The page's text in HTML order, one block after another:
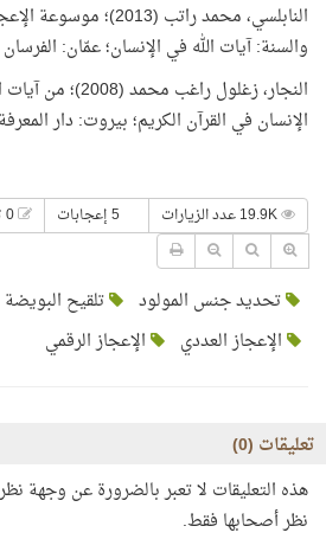
النابلسي، محمد راتب
والسنة: آيات الله في الإنسان؛ عمّان: الفرسان
النجار، زغلول راغب
الإنسان في القرآن الكريم؛ بيروت: دار
5 إعجابات
تحديد جنس المولود تلقيح البويضة
الإعجاز العددي
الإعجاز الرقمي
تعليقات (0
)
هذه التعليقات لا تعبر بالضرورة عن وجهة
نظر أصحابها فقط.